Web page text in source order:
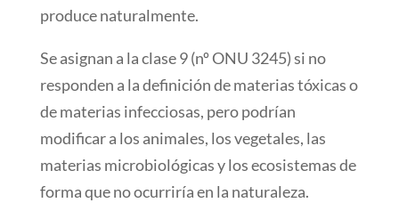
produce naturalmente.
Se asignan a la clase 9 (nº ONU 3245) si no
responden a la definición de materias tóxicas o
de materias infecciosas, pero podrían
modificar a los animales, los vegetales, las
materias microbiológicas y los ecosistemas de
forma que no ocurriría en la naturaleza.